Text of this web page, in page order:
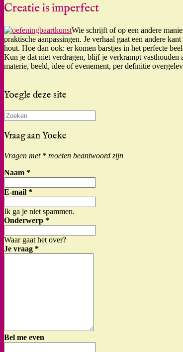
Creatie is imperfect
Wie schrijft of op een andere
praktische aanpassingen. Je verhaal gaat een andere
hout. Hoe dan ook: er komen barstjes in het perfecte
Kun je dat niet verdragen, blijf je verkrampt vasthouden
materie, beeld, idee of evenement, per definitie
Yoegle deze site
Zoeken
naar:
Vraag aan Yoeke
Vragen met * moeten beantwoord zijn
Naam *
E-mail *
Ik ga je niet spammen.
Onderwerp *
Waar gaat het over?
Je vraag *
Bel me even